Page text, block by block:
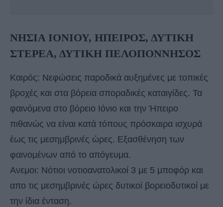
ΝΗΣΙΑ ΙΟΝΙΟΥ, ΗΠΕΙΡΟΣ, ΔΥΤΙΚΗ
ΣΤΕΡΕΑ, ΔΥΤΙΚΗ ΠΕΛΟΠΟΝΝΗΣΟΣ
Καιρός: Νεφώσεις παροδικά αυξημένες με τοπικές
βροχές και στα βόρεια σποραδικές καταιγίδες. Τα
φαινόμενα στο βόρειο Ιόνιο και την Ήπειρο
πιθανώς να είναι κατά τόπους πρόσκαιρα ισχυρά
έως τις μεσημβρινές ώρες. Εξασθένηση των
φαινομένων από το απόγευμα.
Ανεμοι: Νότιοι νοτιοανατολικοί 3 με 5 μποφόρ και
απο τις μεσημβρινές ώρες δυτικοί βορειοδυτικοί με
την ίδια ένταση.